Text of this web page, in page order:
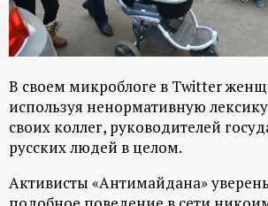
й
п
о
р
т
В своем микроблоге в Twitter
используя ненормативную
своих коллег, руководителей
русских людей в целом.
Активисты «Антимайдана»